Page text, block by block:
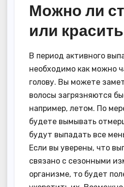
Можно ли
или
В период активного
необходимо как можно
голову. Вы можете
волосы загрязняются
например, летом. По
будете вымывать
будут выпадать все
Если вы уверены, что
связано с сезонными
организме, то будет